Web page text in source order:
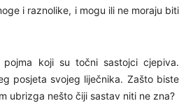
i raznolike, i mogu ili ne moraju biti
pojma koji su točni sastojci cjepiva.
posjeta svojeg liječnika. Zašto biste
ubrizga nešto čiji sastav niti ne zna?